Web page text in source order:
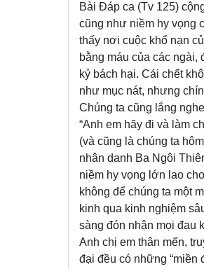
Bài Đáp ca (Tv 125)
cũng như niềm hy vọng
thấy nơi cuộc khổ nạn
bằng máu của các
kỷ bách hại. Cái chết
như mục nát, nhưng
Chúng ta cũng lắng
“Anh em hãy đi và làm
(và cũng là chúng ta
nhân danh Ba Ngôi
niềm hy vọng lớn lao
không để chúng ta một
kinh qua kinh nghiệm
sàng đón nhận mọi đau
Anh chị em thân mến,
đại đều có những “miền